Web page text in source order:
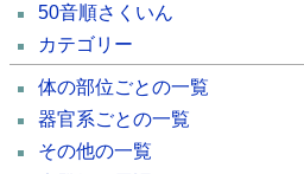
50音順さくいん
カテゴリー
体の部位ごとの一覧
器官系ごとの一覧
その他の一覧